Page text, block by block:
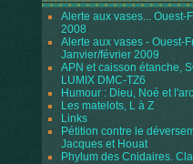
Alerte aux vases... Ouest-
2008
Alerte aux vases - Ouest-
Janvier/février 2009
APN et caisson étanche,
LUMIX DMC-TZ6
Humour : Dieu, Noé et
Les matelots, L à Z
Links
Pétition contre le
Jacques et Houat
Phylum des Cnidaires.